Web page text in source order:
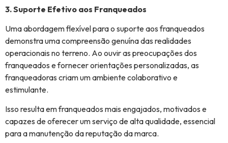
3. Suporte Efetivo aos Franqueados
Uma abordagem flexível para o suporte aos franqueados
demonstra uma compreensão genuína das realidades
operacionais no terreno. Ao ouvir as preocupações dos
franqueados e fornecer orientações personalizadas, as
franqueadoras criam um ambiente colaborativo e
estimulante.
Isso resulta em franqueados mais engajados, motivados e
capazes de oferecer um serviço de alta qualidade, essencial
para a manutenção da reputação da marca.